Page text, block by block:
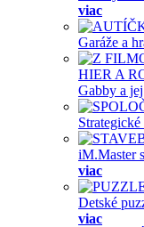
viac
Garáže a
HIER A
Gabby a
Strategické
iM.Master
viac
Detské
viac